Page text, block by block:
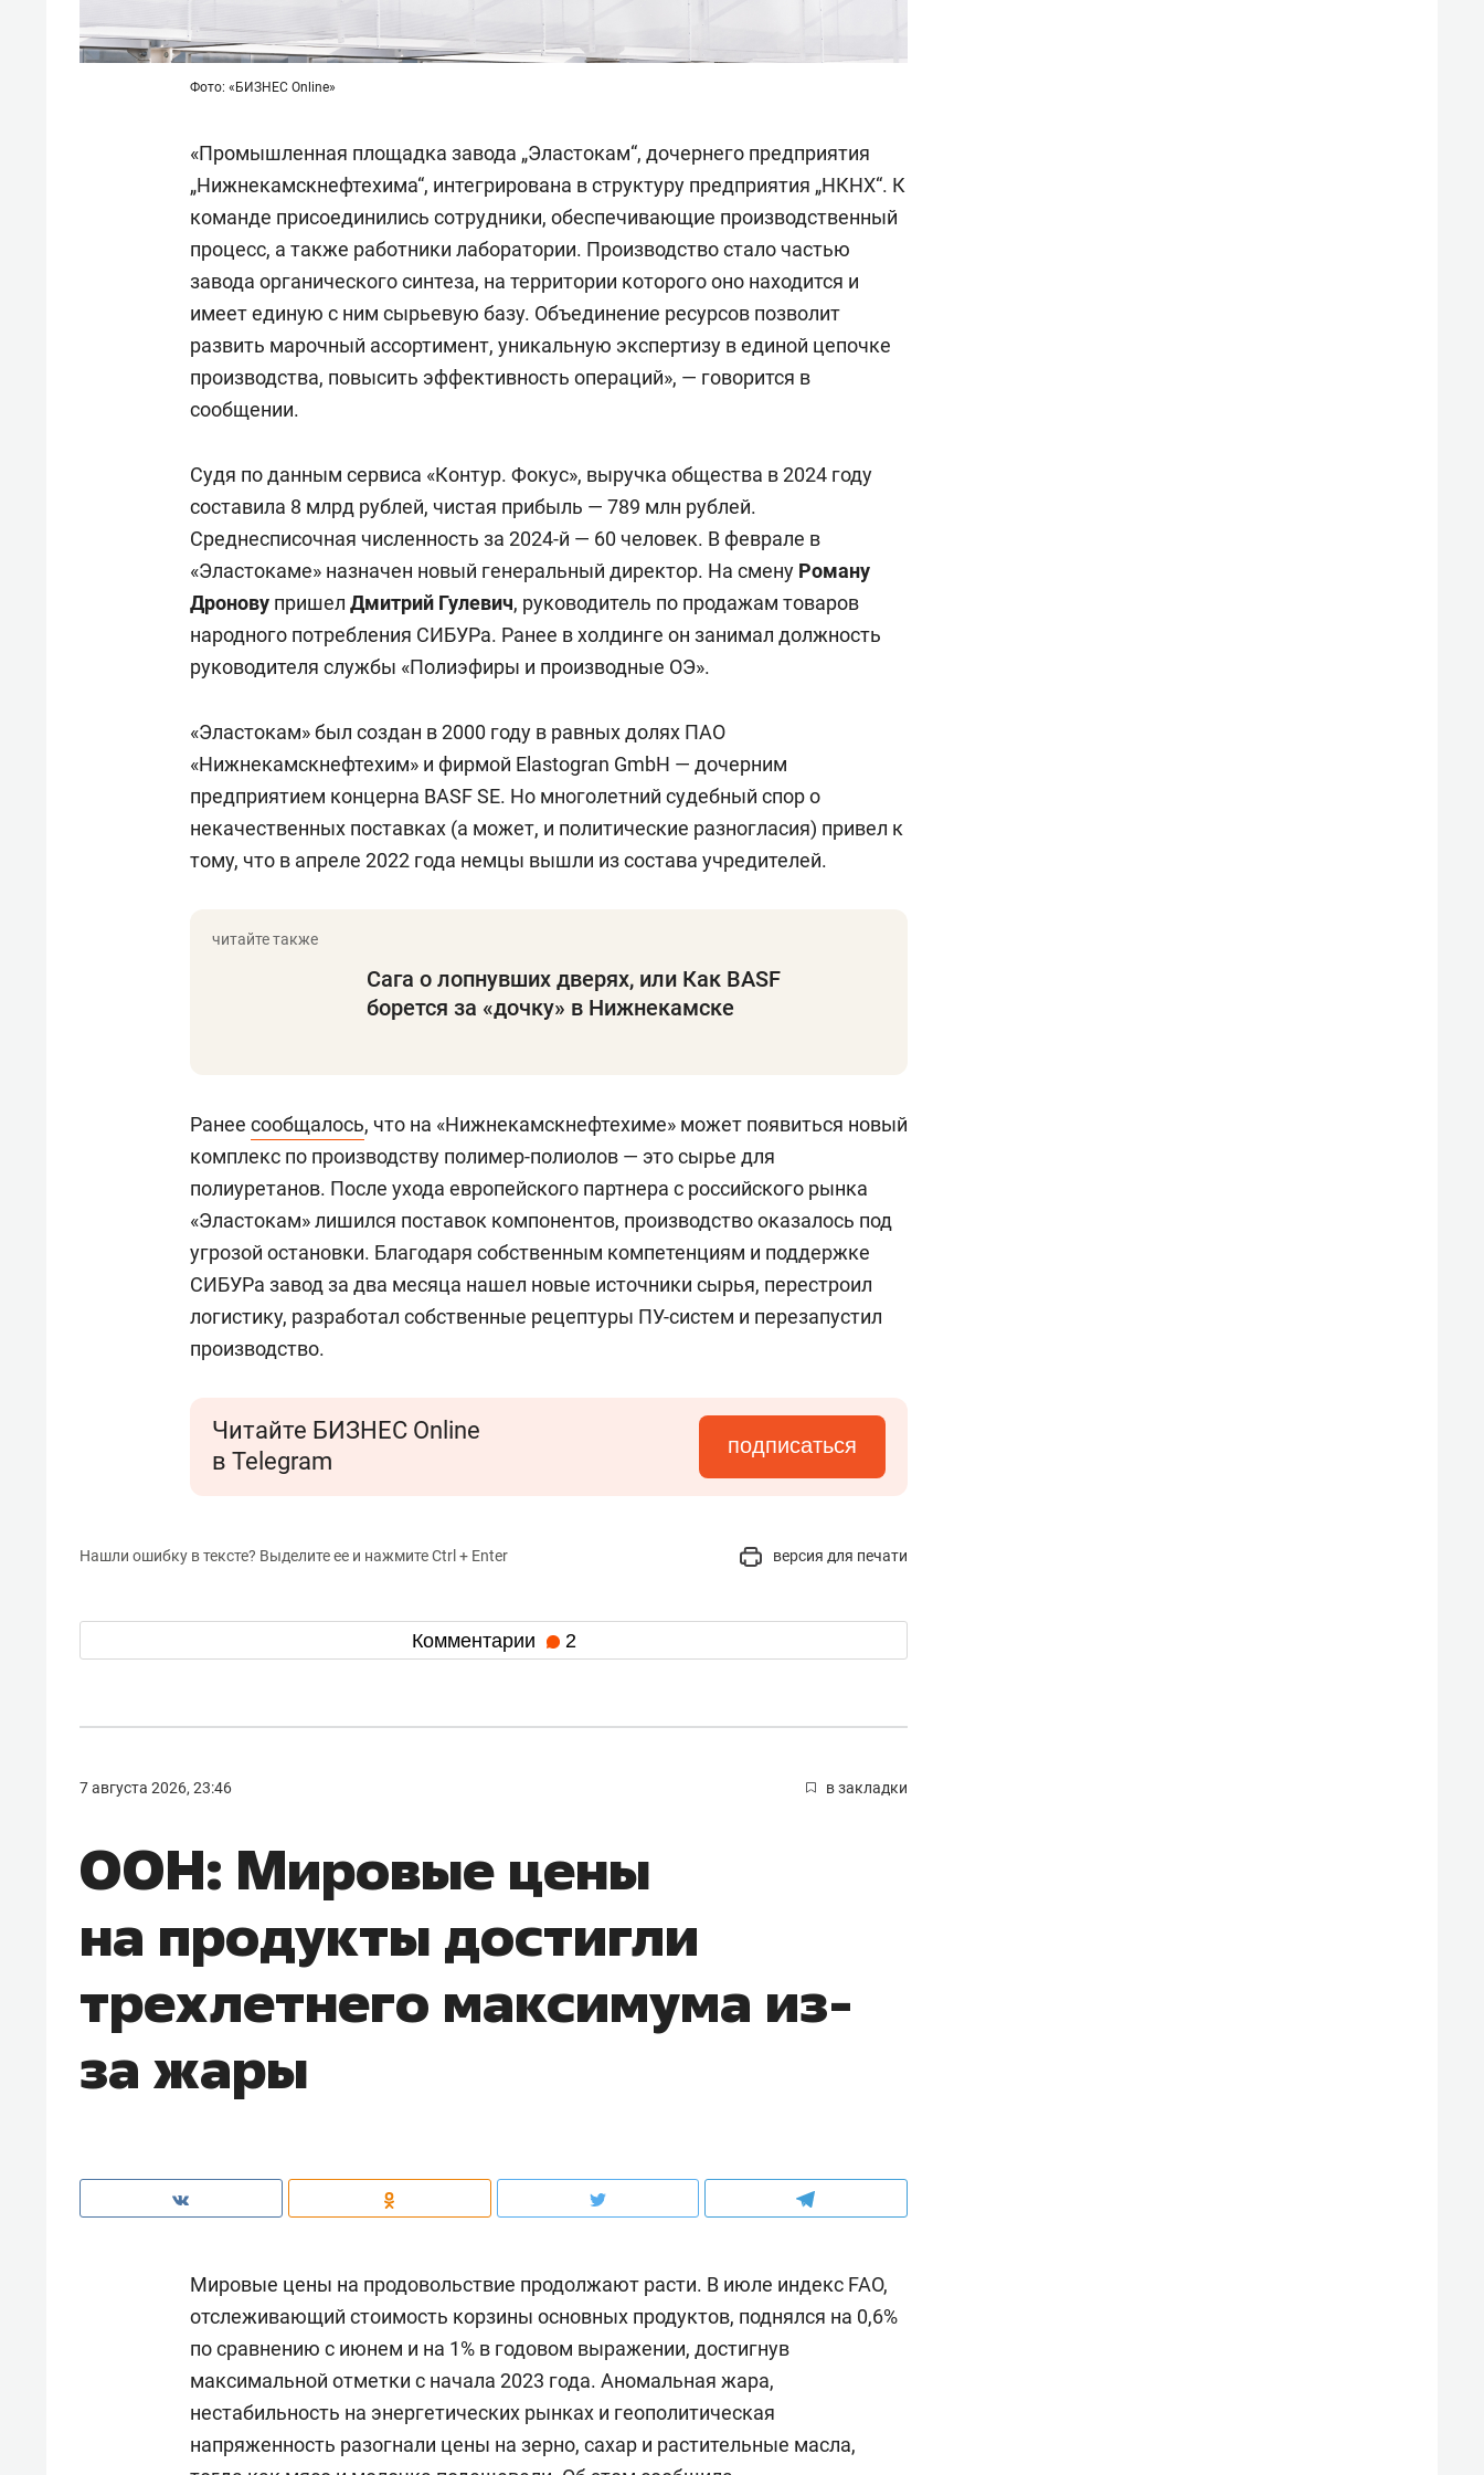
Фото: «БИЗНЕС Online»
«Промышленная площадка завода „Эластокам“, дочернего предприятия
„Нижнекамскнефтехима“, интегрирована в структуру предприятия „НКНХ“. К
команде присоединились сотрудники, обеспечивающие производственный
процесс, а также работники лаборатории. Производство стало частью
завода органического синтеза, на территории которого оно находится и
имеет единую с ним сырьевую базу. Объединение ресурсов позволит
развить марочный ассортимент, уникальную экспертизу в единой цепочке
производства, повысить эффективность операций», — говорится в
сообщении.
Судя по данным сервиса «Контур. Фокус», выручка общества в 2024 году
составила 8 млрд рублей, чистая прибыль — 789 млн рублей.
Среднесписочная численность за 2024-й — 60 человек. В феврале в
«Эластокаме» назначен новый генеральный директор. На смену Роману
Дронову пришел Дмитрий Гулевич, руководитель по продажам товаров
народного потребления СИБУРа. Ранее в холдинге он занимал должность
руководителя службы «Полиэфиры и производные ОЭ».
«Эластокам» был создан в 2000 году в равных долях ПАО
«Нижнекамскнефтехим» и фирмой Elastogran GmbH — дочерним
предприятием концерна BASF SE. Но многолетний судебный спор о
некачественных поставках (а может, и политические разногласия) привел к
тому, что в апреле 2022 года немцы вышли из состава учредителей.
Сага о лопнувших дверях, или Как BASF
борется за «дочку» в Нижнекамске
Ранее сообщалось, что на «Нижнекамскнефтехиме» может появиться новый
комплекс по производству полимер-полиолов — это сырье для
полиуретанов. После ухода европейского партнера с российского рынка
«Эластокам» лишился поставок компонентов, производство оказалось под
угрозой остановки. Благодаря собственным компетенциям и поддержке
СИБУРа завод за два месяца нашел новые источники сырья, перестроил
логистику, разработал собственные рецептуры ПУ-систем и перезапустил
производство.
Читайте БИЗНЕС Online
в Telegram
подписаться
Нашли ошибку в тексте? Выделите ее и нажмите Ctrl + Enter версия для печати
Комментарии 2
7 августа 2026, 23:46 в закладки
ООН: Мировые цены
на продукты достигли
трехлетнего максимума из-
за жары
Мировые цены на продовольствие продолжают расти. В июле индекс FAO,
отслеживающий стоимость корзины основных продуктов, поднялся на 0,6%
по сравнению с июнем и на 1% в годовом выражении, достигнув
максимальной отметки с начала 2023 года. Аномальная жара,
нестабильность на энергетических рынках и геополитическая
напряженность разогнали цены на зерно, сахар и растительные масла,